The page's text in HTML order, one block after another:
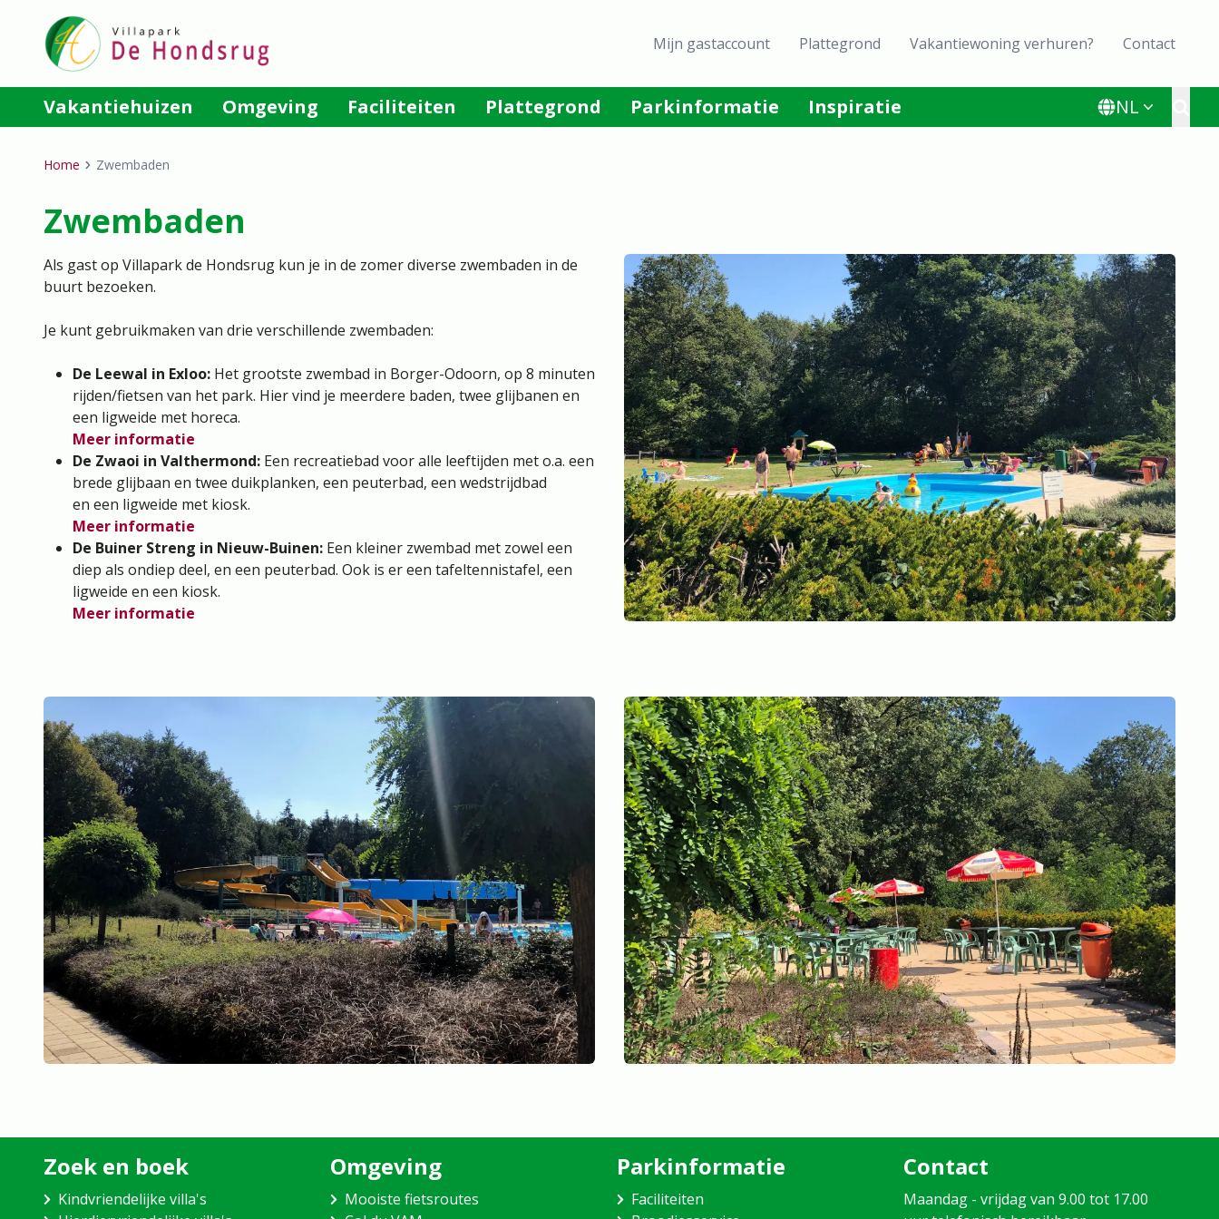
algemene
inhoud
Header
menu
Mijn gastaccount Plattegrond Vakantiewoning verhuren? Contact
Main
Vakantiehuizen Omgeving Faciliteiten Plattegrond Parkinformatie Inspiratie NL
Breadcrumb
Home Zwembaden
Zwembaden
Als gast op Villapark de Hondsrug kun je in de zomer diverse zwembaden in de
buurt bezoeken.
Je kunt gebruikmaken van drie verschillende zwembaden:
De Leewal in Exloo: Het grootste zwembad in Borger-Odoorn, op 8 minuten
rijden/fietsen van het park. Hier vind je meerdere baden, twee glijbanen en
een ligweide met horeca.
Meer informatie
De Zwaoi in Valthermond: Een recreatiebad voor alle leeftijden met o.a. een
brede glijbaan en twee duikplanken, een peuterbad, een wedstrijdbad
en een ligweide met kiosk.
Meer informatie
De Buiner Streng in Nieuw-Buinen: Een kleiner zwembad met zowel een
diep als ondiep deel, en een peuterbad. Ook is er een tafeltennistafel, een
ligweide en een kiosk.
Meer informatie
Zoek en boek
Kindvriendelijke villa's
Omgeving
Mooiste fietsroutes
Parkinformatie
Faciliteiten
Contact
Maandag - vrijdag van 9.00 tot 17.00